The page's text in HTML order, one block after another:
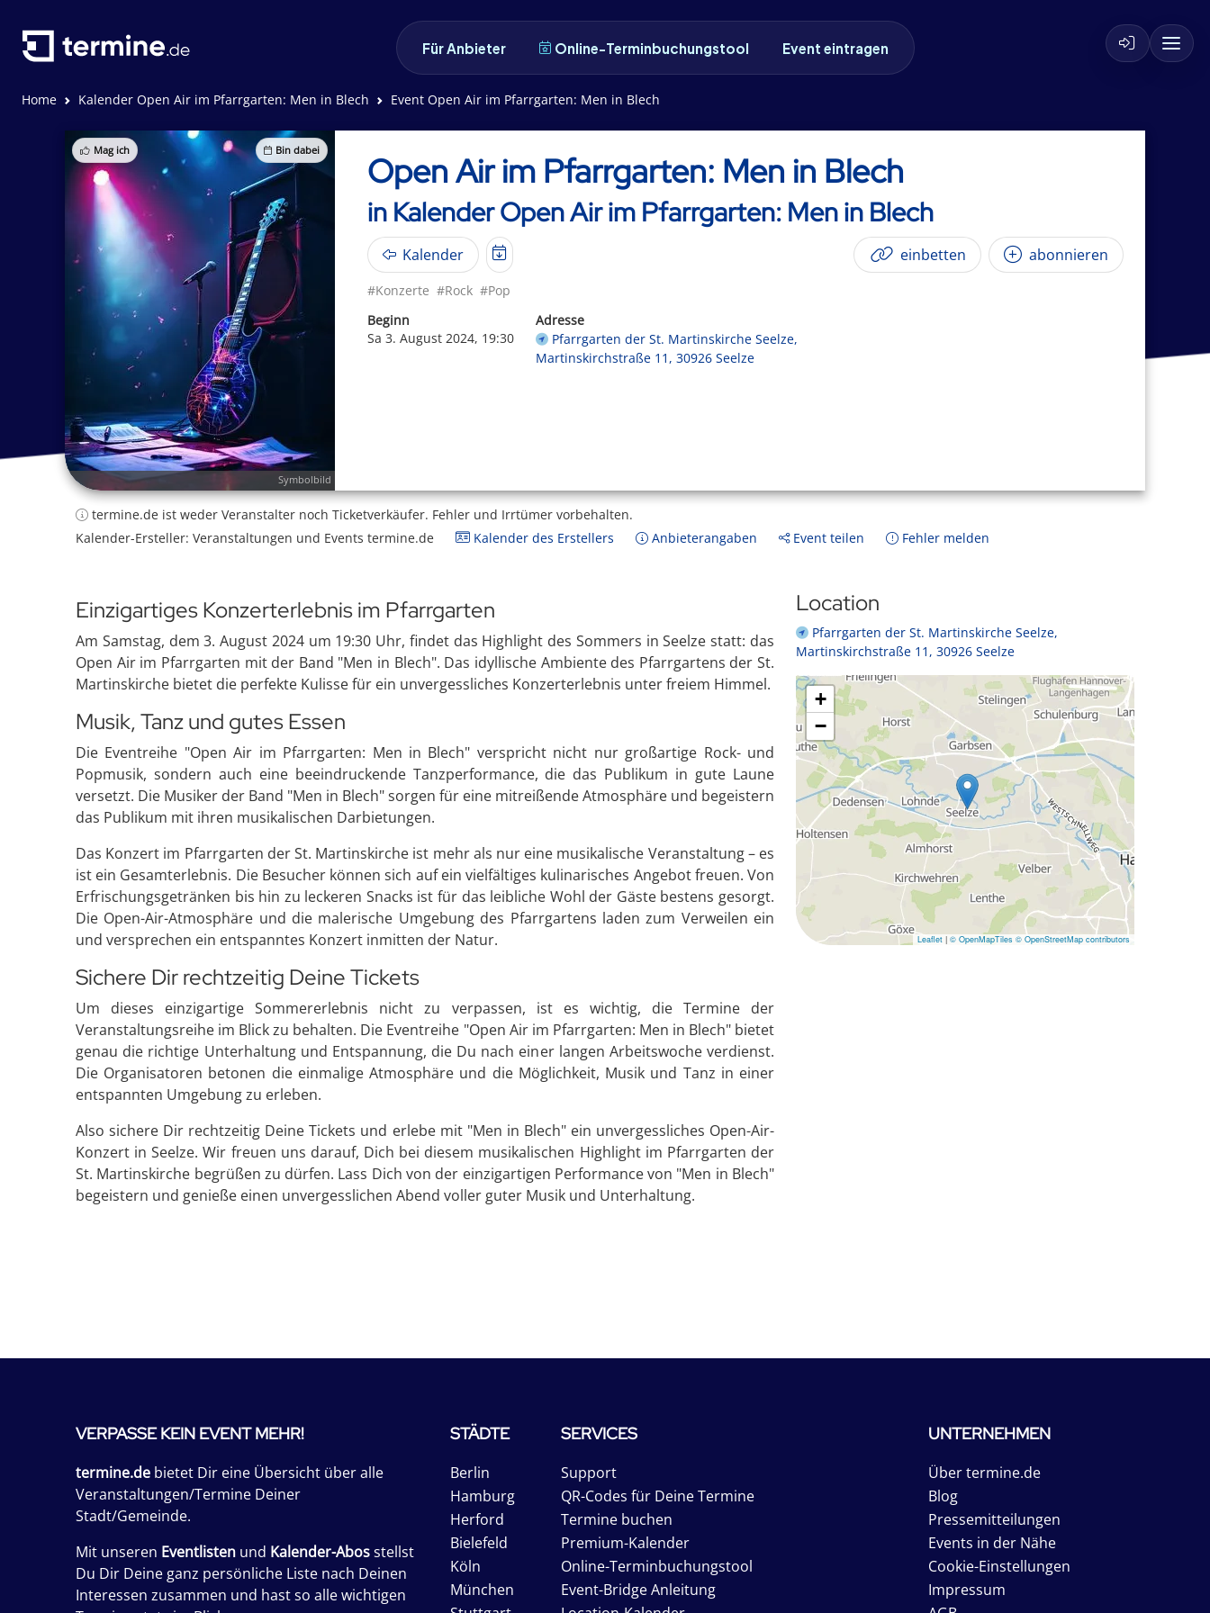
Für Anbieter Online-Terminbuchungstool Event eintragen
Home Kalender Open Air im Pfarrgarten: Men in Blech Event Open Air im Pfarrgarten: Men in Blech
Mag ich Bin dabei
Symbolbild
Open Air im Pfarrgarten: Men in Blech
in Kalender Open Air im Pfarrgarten: Men in Blech
Kalender einbetten abonnieren
#Konzerte #Rock #Pop
Beginn
Sa 3. August 2024, 19:30
Adresse
Pfarrgarten der St. Martinskirche Seelze,
Martinskirchstraße 11, 30926 Seelze
termine.de ist weder Veranstalter noch Ticketverkäufer. Fehler und Irrtümer vorbehalten.
Kalender-Ersteller: Veranstaltungen und Events termine.de
Kalender des Erstellers Anbieterangaben Event teilen Fehler melden
Einzigartiges Konzerterlebnis im Pfarrgarten
Am Samstag, dem 3. August 2024 um 19:30 Uhr, findet das Highlight des Sommers in Seelze statt: das
Open Air im Pfarrgarten mit der Band "Men in Blech". Das idyllische Ambiente des Pfarrgartens der St.
Martinskirche bietet die perfekte Kulisse für ein unvergessliches Konzerterlebnis unter freiem Himmel.
Musik, Tanz und gutes Essen
Die Eventreihe "Open Air im Pfarrgarten: Men in Blech" verspricht nicht nur großartige Rock- und
Popmusik, sondern auch eine beeindruckende Tanzperformance, die das Publikum in gute Laune
versetzt. Die Musiker der Band "Men in Blech" sorgen für eine mitreißende Atmosphäre und begeistern
das Publikum mit ihren musikalischen Darbietungen.
Das Konzert im Pfarrgarten der St. Martinskirche ist mehr als nur eine musikalische Veranstaltung – es
ist ein Gesamterlebnis. Die Besucher können sich auf ein vielfältiges kulinarisches Angebot freuen. Von
Erfrischungsgetränken bis hin zu leckeren Snacks ist für das leibliche Wohl der Gäste bestens gesorgt.
Die Open-Air-Atmosphäre und die malerische Umgebung des Pfarrgartens laden zum Verweilen ein
und versprechen ein entspanntes Konzert inmitten der Natur.
Sichere Dir rechtzeitig Deine Tickets
Um dieses einzigartige Sommererlebnis nicht zu verpassen, ist es wichtig, die Termine der
Veranstaltungsreihe im Blick zu behalten. Die Eventreihe "Open Air im Pfarrgarten: Men in Blech" bietet
genau die richtige Unterhaltung und Entspannung, die Du nach einer langen Arbeitswoche verdienst.
Die Organisatoren betonen die einmalige Atmosphäre und die Möglichkeit, Musik und Tanz in einer
entspannten Umgebung zu erleben.
Also sichere Dir rechtzeitig Deine Tickets und erlebe mit "Men in Blech" ein unvergessliches Open-Air-
Konzert in Seelze. Wir freuen uns darauf, Dich bei diesem musikalischen Highlight im Pfarrgarten der
St. Martinskirche begrüßen zu dürfen. Lass Dich von der einzigartigen Performance von "Men in Blech"
begeistern und genieße einen unvergesslichen Abend voller guter Musik und Unterhaltung.
Location
Pfarrgarten der St. Martinskirche Seelze,
Martinskirchstraße 11, 30926 Seelze
+
−
Leaflet | © OpenMapTiles © OpenStreetMap contributors
VERPASSE KEIN EVENT MEHR!
termine.de bietet Dir eine Übersicht über alle
Veranstaltungen/Termine Deiner
Stadt/Gemeinde.
Mit unseren Eventlisten und Kalender-Abosstellst
Du Dir Deine ganz persönliche Liste nach Deinen
Interessen zusammen und hast so alle wichtigen
STÄDTE
Berlin
Hamburg
Herford
Bielefeld
Köln
München
SERVICES
Support
QR-Codes für Deine Termine
Termine buchen
Premium-Kalender
Online-Terminbuchungstool
Event-Bridge Anleitung
UNTERNEHMEN
Über termine.de
Blog
Pressemitteilungen
Events in der Nähe
Cookie-Einstellungen
Impressum